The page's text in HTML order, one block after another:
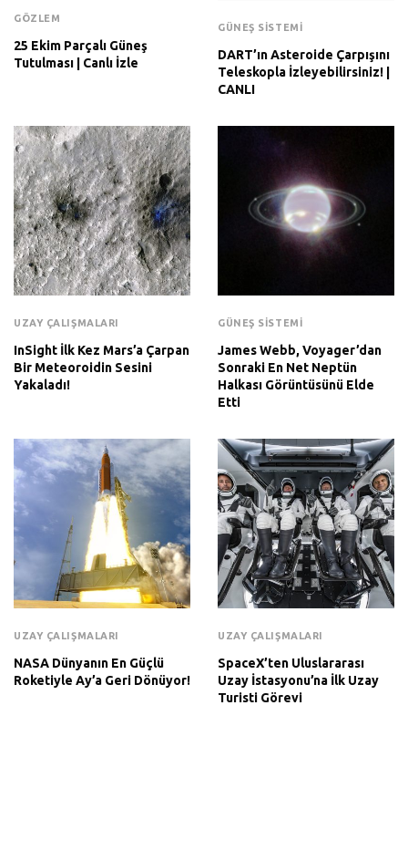
GÖZLEM
25 Ekim Parçalı Güneş
Tutulması | Canlı İzle
GÜNEŞ SISTEMI
DART’ın Asteroide Çarpışını
Teleskopla İzleyebilirsiniz! |
CANLI
UZAY ÇALIŞMALARI
InSight İlk Kez Mars’a Çarpan
Bir Meteoroidin Sesini
Yakaladı!
GÜNEŞ SISTEMI
James Webb, Voyager’dan
Sonraki En Net Neptün
Halkası Görüntüsünü Elde
Etti
UZAY ÇALIŞMALARI
NASA Dünyanın En Güçlü
Roketiyle Ay’a Geri Dönüyor!
UZAY ÇALIŞMALARI
SpaceX’ten Uluslararası
Uzay İstasyonu’na İlk Uzay
Turisti Görevi